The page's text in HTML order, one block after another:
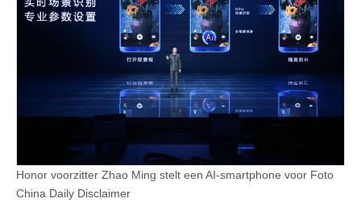
Honor voorzitter Zhao Ming stelt een AI-smartphone voor Foto
China Daily Disclaimer